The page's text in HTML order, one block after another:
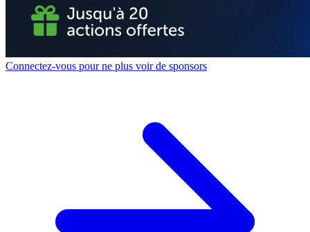
Connectez-vous pour ne plus voir de sponsors